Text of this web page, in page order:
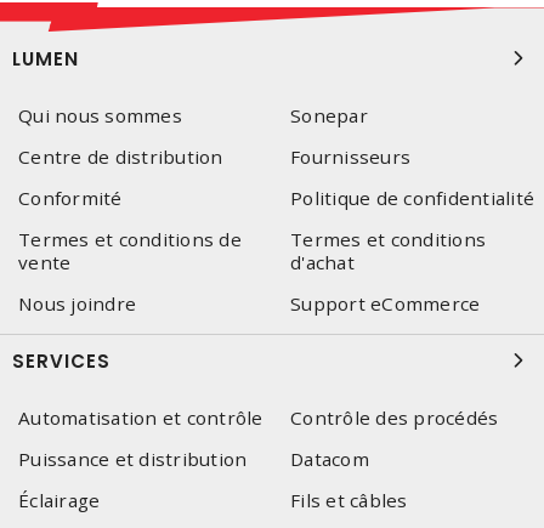
LUMEN
Qui nous sommes
Sonepar
Centre de distribution
Fournisseurs
Conformité
Politique de confidentialité
Termes et conditions de
vente
Termes et conditions
d'achat
Nous joindre
Support eCommerce
SERVICES
Automatisation et contrôle
Contrôle des procédés
Puissance et distribution
Datacom
Éclairage
Fils et câbles